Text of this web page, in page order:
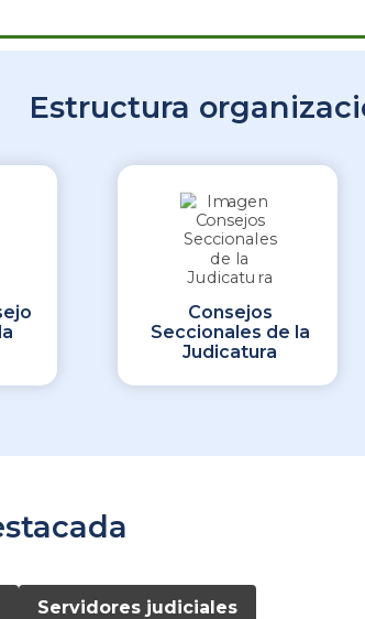
Estructura
Consejos
Seccionales de la
Judicatura
Servidores judiciales